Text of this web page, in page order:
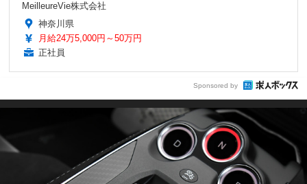
MeilleureVie株式会社
神奈川県
月給24万5,000円～50万円
正社員
Sponsored by